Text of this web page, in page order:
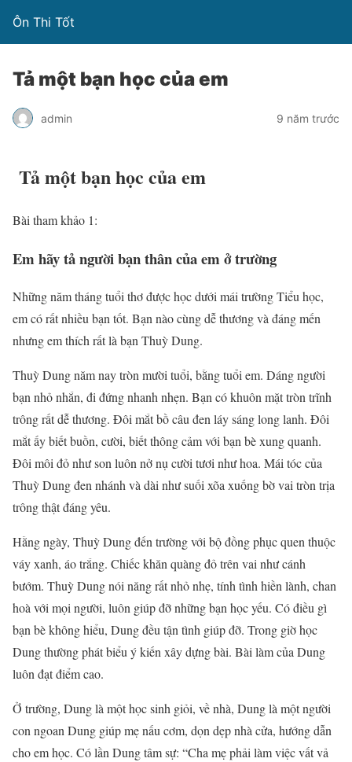
Ôn Thi Tốt
Tả một bạn học của em
admin 9 năm trước
Tả một bạn học của em
Bài tham khảo 1:
Em hãy tả người bạn thân của em ở trường
Những năm tháng tuổi thơ được học dưới mái trường Tiểu học,
em có rất nhiều bạn tốt. Bạn nào cùng dễ thương và đáng mến
nhưng em thích rất là bạn Thuỳ Dung.
Thuỳ Dung năm nay tròn mười tuổi, bằng tuổi em. Dáng người
bạn nhỏ nhắn, đi đứng nhanh nhẹn. Bạn có khuôn mặt tròn trĩnh
trông rất dễ thương. Đôi mắt bồ câu đen láy sáng long lanh. Đôi
mắt ấy biết buồn, cười, biết thông cảm với bạn bè xung quanh.
Đôi môi đỏ như son luôn nở nụ cười tươi như hoa. Mái tóc của
Thuỳ Dung đen nhánh và dài như suối xõa xuống bờ vai tròn trịa
trông thật đáng yêu.
Hằng ngày, Thuỳ Dung đến trường với bộ đồng phục quen thuộc
váy xanh, áo trắng. Chiếc khăn quàng đỏ trên vai như cánh
bướm. Thuỳ Dung nói năng rất nhỏ nhẹ, tính tình hiền lành, chan
hoà với mọi người, luôn giúp đỡ những bạn học yếu. Có điều gì
bạn bè không hiểu, Dung đều tận tình giúp đỡ. Trong giờ học
Dung thường phát biểu ý kiến xây dựng bài. Bài làm của Dung
luôn đạt điểm cao.
Ở trường, Dung là một học sinh giỏi, về nhà, Dung là một người
con ngoan Dung giúp mẹ nấu cơm, dọn dẹp nhà cửa, hướng dẫn
cho em học. Có lần Dung tâm sự: “Cha mẹ phải làm việc vất vả